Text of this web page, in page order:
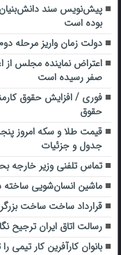
پیش‌نویس سند دانش‌بنیان
بوده است
دولت زمان واریز مرحله
اعتراض نماینده مجلس از
صفر رسیده است
حقوق
قیمت طلا و سکه امروز
جدول و جزئیات
تماس تلفنی وزیر خارجه
ماشین انسان‌شویی ساخته
قرارداد ساخت ساخت
رسالت اتاق ایران ترجیح
بانوان کارآفرین کار تیمی